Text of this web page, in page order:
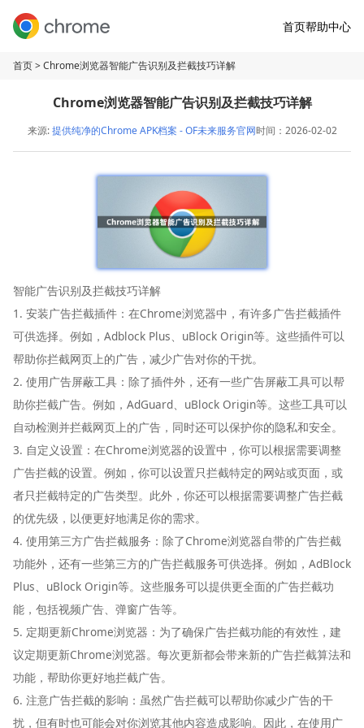
首页帮助中心
首页> Chrome浏览器智能广告识别及拦截技巧详解
Chrome浏览器智能广告识别及拦截技巧详解
来源:提供纯净的Chrome APK档案 - OF未来服务官网时间：2026-02-02
智能广告识别及拦截技巧详解
1. 安装广告拦截插件：在Chrome浏览器中，有许多广告拦截插件
可供选择。例如，Adblock Plus、uBlock Origin等。这些插件可以
帮助你拦截网页上的广告，减少广告对你的干扰。
2. 使用广告屏蔽工具：除了插件外，还有一些广告屏蔽工具可以帮
助你拦截广告。例如，AdGuard、uBlock Origin等。这些工具可以
自动检测并拦截网页上的广告，同时还可以保护你的隐私和安全。
3. 自定义设置：在Chrome浏览器的设置中，你可以根据需要调整
广告拦截的设置。例如，你可以设置只拦截特定的网站或页面，或
者只拦截特定的广告类型。此外，你还可以根据需要调整广告拦截
的优先级，以便更好地满足你的需求。
4. 使用第三方广告拦截服务：除了Chrome浏览器自带的广告拦截
功能外，还有一些第三方的广告拦截服务可供选择。例如，AdBlock
Plus、uBlock Origin等。这些服务可以提供更全面的广告拦截功
能，包括视频广告、弹窗广告等。
5. 定期更新Chrome浏览器：为了确保广告拦截功能的有效性，建
议定期更新Chrome浏览器。每次更新都会带来新的广告拦截算法和
功能，帮助你更好地拦截广告。
6. 注意广告拦截的影响：虽然广告拦截可以帮助你减少广告的干
扰，但有时也可能会对你浏览其他内容造成影响。因此，在使用广